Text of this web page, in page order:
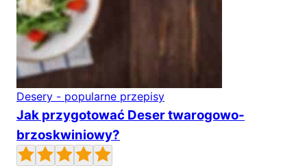
Desery - popularne przepisy
Jak przygotować Deser twarogowo-
brzoskwiniowy?